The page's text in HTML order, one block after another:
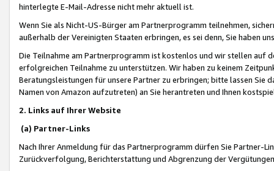
hinterlegte E-Mail-Adresse nicht mehr aktuell ist.
Wenn Sie als Nicht-US-Bürger am Partnerprogramm teilnehmen,
außerhalb der Vereinigten Staaten erbringen, es sei denn, Sie haben
Die Teilnahme am Partnerprogramm ist kostenlos und wir stellen auf
erfolgreichen Teilnahme zu unterstützen. Wir haben zu keinem
Beratungsleistungen für unsere Partner zu erbringen; bitte lassen Sie
Namen von Amazon aufzutreten) an Sie herantreten und Ihnen
2. Links auf Ihrer Website
(a) Partner-Links
Nach Ihrer Anmeldung für das Partnerprogramm dürfen Sie Partner-
Zurückverfolgung, Berichterstattung und Abgrenzung der